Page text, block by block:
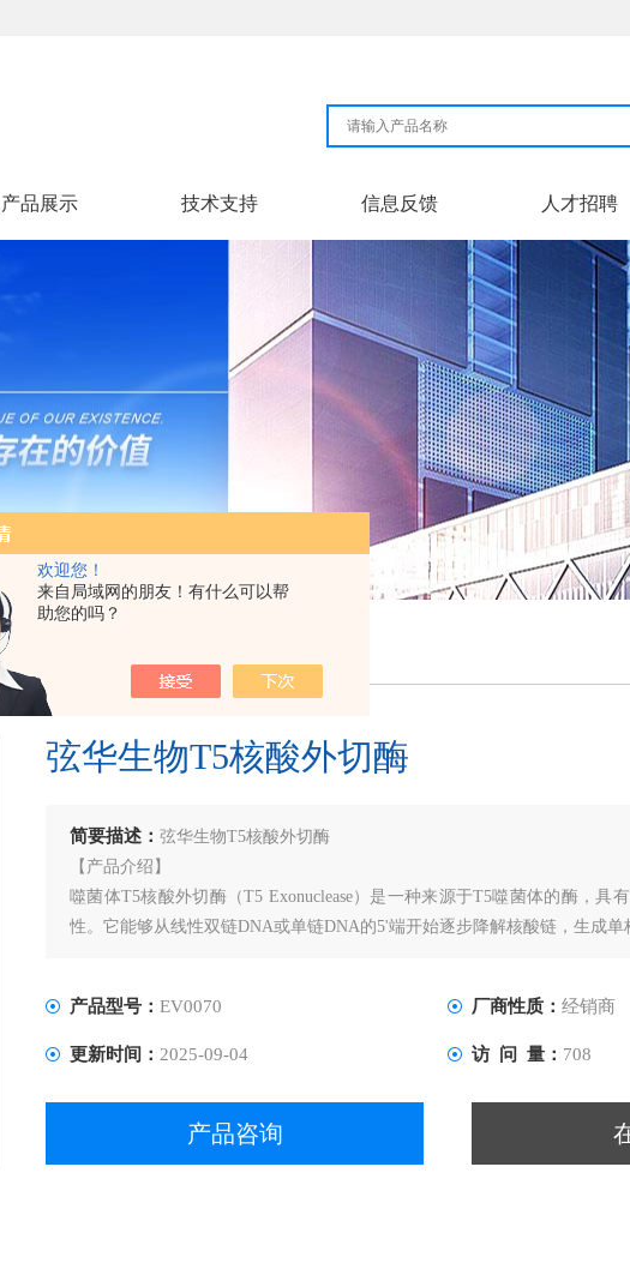
欢迎您！
来自局域网的朋友！有什么可以帮
助您的吗？
产品展示 技术支持 信息反馈 人才招聘
物T5核酸外切酶
弦华生物T5核酸外切酶
简要描述： 弦华生物T5核酸外切酶
【产品介绍】
噬菌体T5核酸外切酶（T5 Exonuclease）是一种来源于T5噬菌体的酶，具
性。它能够从线性双链DNA或单链DNA的5'端开始逐步降解核酸链，生成单
产品型号： EV0070 厂商性质： 经销商
更新时间： 2025-09-04 访 问 量： 708
产品咨询